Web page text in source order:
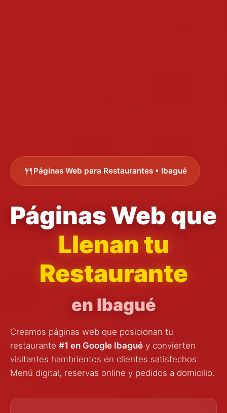
🍴 Páginas Web para Restaurantes • Ibagué
Páginas Web que
Llenan tu
Restaurante
en Ibagué
Creamos páginas web que posicionan tu
restaurante #1 en Google Ibagué y convierten
visitantes hambrientos en clientes satisfechos.
Menú digital, reservas online y pedidos a domicilio.